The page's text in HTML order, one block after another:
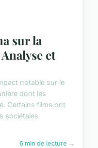
sur la
et
notable sur le
dont les
Certains films ont
sociétales
6 min de lecture →